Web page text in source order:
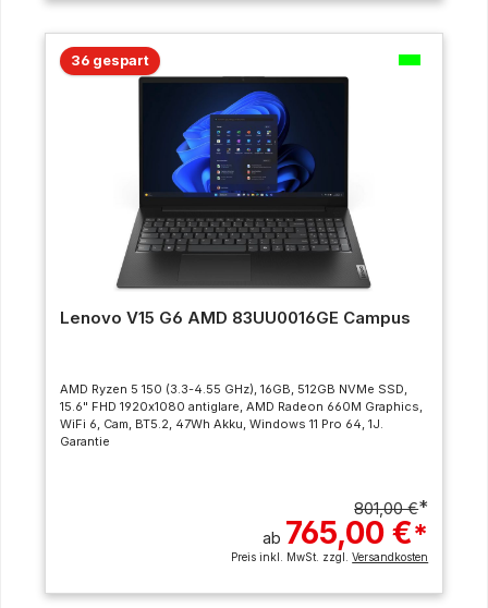
36 gespart
Lenovo V15 G6 AMD 83UU0016GE Campus
AMD Ryzen 5 150 (3.3-4.55 GHz), 16GB, 512GB NVMe SSD,
15.6" FHD 1920x1080 antiglare, AMD Radeon 660M Graphics,
WiFi 6, Cam, BT5.2, 47Wh Akku, Windows 11 Pro 64, 1J.
Garantie
801,00 €*
ab 765,00 €*
Preis inkl. MwSt. zzgl.Versandkosten